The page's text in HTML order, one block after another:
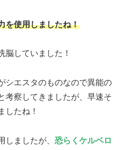
を使用しましたね！
脳していました！
シエスタのものなので異能の
考察してきましたが、早速そ
したね！
しましたが、 恐らくケルベロ